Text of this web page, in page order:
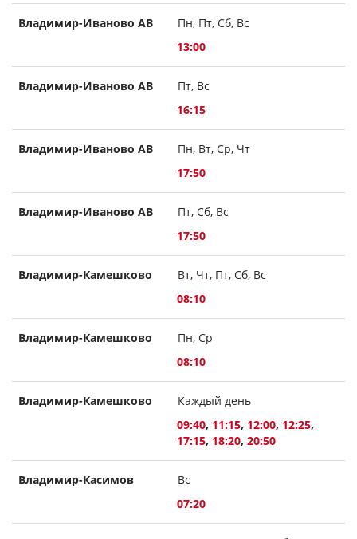
Владимир-Иваново АВ
Пн, Пт, Сб, Вс
13:00
Владимир-Иваново АВ
Пт, Вс
16:15
Владимир-Иваново АВ
Пн, Вт, Ср, Чт
17:50
Владимир-Иваново АВ
Пт, Сб, Вс
17:50
Владимир-Камешково
Вт, Чт, Пт, Сб, Вс
08:10
Владимир-Камешково
Пн, Ср
08:10
Владимир-Камешково
Каждый день
09:40, 11:15, 12:00, 12:25,
17:15, 18:20, 20:50
Владимир-Касимов
Вс
07:20